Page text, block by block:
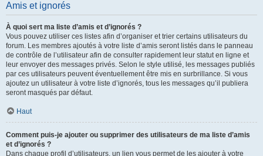
Amis et ignorés
À quoi sert ma liste d’amis et d’ignorés ?
Vous pouvez utiliser ces listes afin d’organiser et trier certains utilisateurs du
forum. Les membres ajoutés à votre liste d’amis seront listés dans le panneau
de contrôle de l’utilisateur afin de consulter rapidement leur statut en ligne et
leur envoyer des messages privés. Selon le style utilisé, les messages publiés
par ces utilisateurs peuvent éventuellement être mis en surbrillance. Si vous
ajoutez un utilisateur à votre liste d’ignorés, tous les messages qu’il publiera
seront masqués par défaut.
Haut
Comment puis-je ajouter ou supprimer des utilisateurs de ma liste d’amis
et d’ignorés ?
Dans chaque profil d’utilisateurs, un lien vous permet de les ajouter à votre